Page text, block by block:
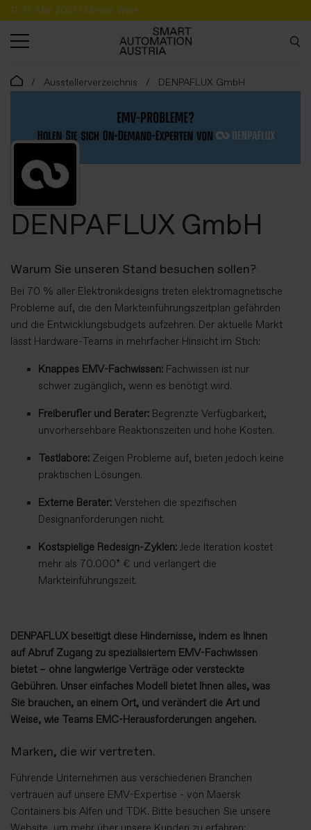
11.-13. Mai 2027 | Messe Wels
Ausstellerverzeichnis DENPAFLUX GmbH
DENPAFLUX GmbH
Warum Sie unseren Stand besuchen sollen?
Bei 70 % aller Elektronikdesigns treten elektromagnetische
Probleme auf, die den Markteinführungszeitplan gefährden
und die Entwicklungsbudgets aufzehren. Der aktuelle Markt
lässt Hardware-Teams in mehrfacher Hinsicht im Stich:
Knappes EMV-Fachwissen: Fachwissen ist nur
schwer zugänglich, wenn es benötigt wird.
Freiberufler und Berater: Begrenzte Verfügbarkeit,
unvorhersehbare Reaktionszeiten und hohe Kosten.
Testlabore: Zeigen Probleme auf, bieten jedoch keine
praktischen Lösungen.
Externe Berater: Verstehen die spezifischen
Designanforderungen nicht.
Kostspielige Redesign-Zyklen: Jede Iteration kostet
mehr als 70.000* € und verlängert die
Markteinführungszeit.
DENPAFLUX beseitigt diese Hindernisse, indem es Ihnen
auf Abruf Zugang zu spezialisiertem EMV-Fachwissen
bietet – ohne langwierige Verträge oder versteckte
Gebühren. Unser einfaches Modell bietet Ihnen alles, was
Sie brauchen, an einem Ort, und verändert die Art und
Weise, wie Teams EMC-Herausforderungen angehen.
Marken, die wir vertreten.
Führende Unternehmen aus verschiedenen Branchen
vertrauen auf unsere EMV-Expertise - von Maersk
Containers bis Alfen und TDK. Bitte besuchen Sie unsere